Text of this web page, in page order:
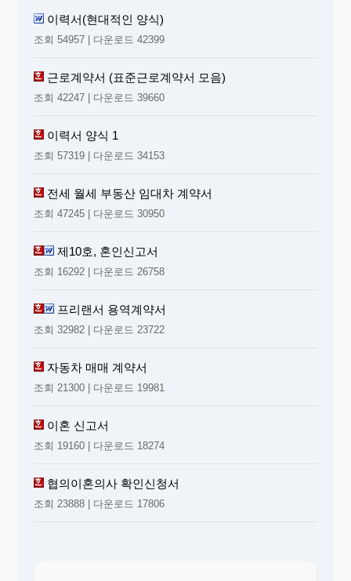
이력서(현대적인 양식)
조회 54957 | 다운로드 42399
근로계약서 (표준근로계약서 모음)
조회 42247 | 다운로드 39660
이력서 양식 1
조회 57319 | 다운로드 34153
전세 월세 부동산 임대차 계약서
조회 47245 | 다운로드 30950
제10호, 혼인신고서
조회 16292 | 다운로드 26758
프리랜서 용역계약서
조회 32982 | 다운로드 23722
자동차 매매 계약서
조회 21300 | 다운로드 19981
이혼 신고서
조회 19160 | 다운로드 18274
협의이혼의사 확인신청서
조회 23888 | 다운로드 17806